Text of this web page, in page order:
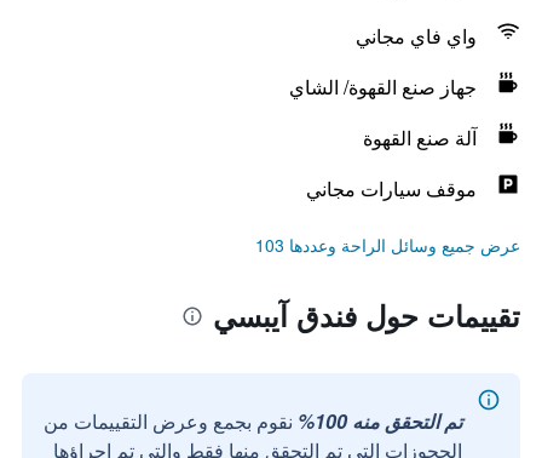
واي فاي مجاني
جهاز صنع القهوة/ الشاي
آلة صنع القهوة
موقف سيارات مجاني
عرض جميع وسائل الراحة وعددها 103
تقييمات حول فندق آيبسي
تم التحقق منه 100%
نقوم بجمع وعرض التقييمات من
الحجوزات التي تم التحقق منها فقط والتي تم إجراؤها